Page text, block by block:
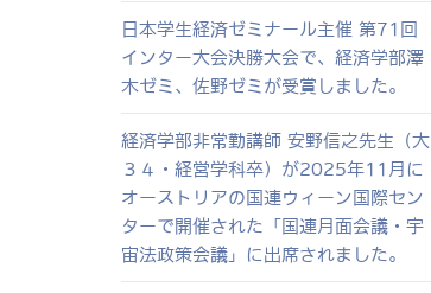
日本学生経済ゼミナール主催 第71回
インター大会決勝大会で、経済学部澤
木ゼミ、佐野ゼミが受賞しました。
経済学部非常勤講師 安野信之先生（大
３４・経営学科卒）が2025年11月に
オーストリアの国連ウィーン国際セン
ターで開催された「国連月面会議・宇
宙法政策会議」に出席されました。